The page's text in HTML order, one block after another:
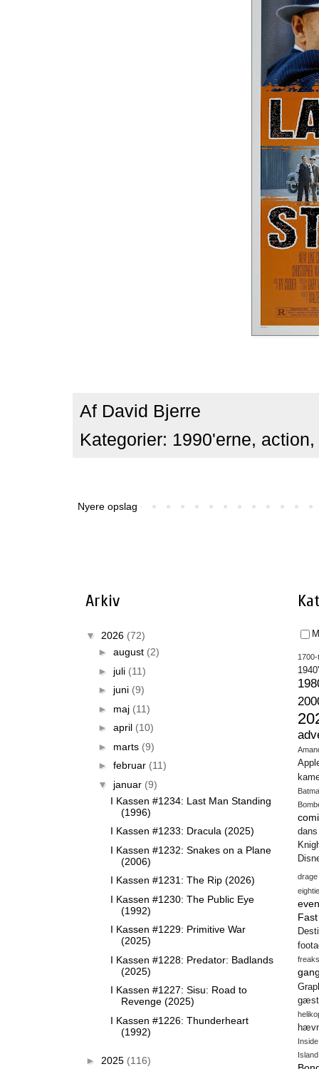
Af David Bjerre
Kategorier: 1990'erne, action,
Nyere opslag
Arkiv
▼ 2026 (72)
► august (2)
► juli (11)
► juni (9)
► maj (11)
► april (10)
► marts (9)
► februar (11)
▼ januar (9)
I Kassen #1234: Last Man Standing
(1996)
I Kassen #1233: Dracula (2025)
I Kassen #1232: Snakes on a Plane
(2006)
I Kassen #1231: The Rip (2026)
I Kassen #1230: The Public Eye
(1992)
I Kassen #1229: Primitive War
(2025)
I Kassen #1228: Predator: Badlands
(2025)
I Kassen #1227: Sisu: Road to
Revenge (2025)
I Kassen #1226: Thunderheart
(1992)
► 2025 (116)
1700-
dans
drage
freaks
Island